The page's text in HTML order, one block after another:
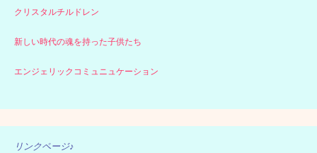
クリスタルチルドレン
新しい時代の魂を持った子供たち
エンジェリックコミュニュケーション
リンクページ♪